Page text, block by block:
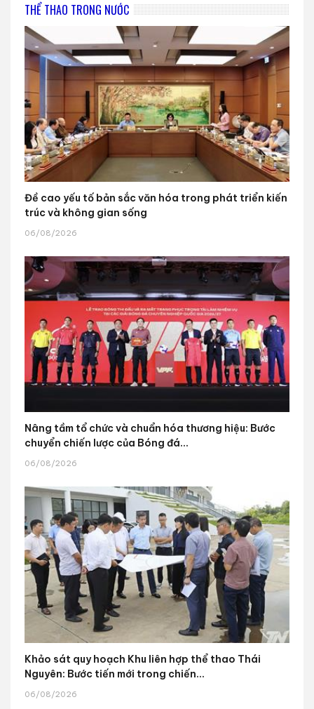
THỂ THAO TRONG NƯỚC
Đề cao yếu tố bản sắc văn hóa trong phát triển kiến
trúc và không gian sống
06/08/2026
Nâng tầm tổ chức và chuẩn hóa thương hiệu: Bước
chuyển chiến lược của Bóng đá...
06/08/2026
Khảo sát quy hoạch Khu liên hợp thể thao Thái
Nguyên: Bước tiến mới trong chiến...
06/08/2026